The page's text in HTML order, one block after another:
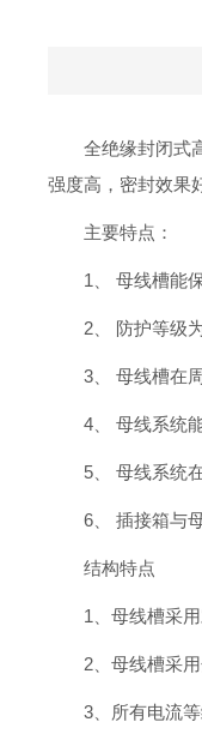
全绝缘封闭式
强度高，密封效果
主要特点：
1、 母线槽能
2、 防护等级
3、 母线槽在
4、 母线系统
5、 母线系统
6、 插接箱与
结构特点
1、母线槽采
2、母线槽采
3、所有电流